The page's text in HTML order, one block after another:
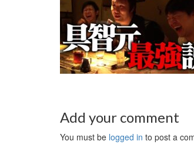
Add your comment
You must be logged in to post a